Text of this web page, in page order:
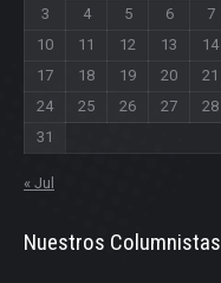
3
4 5 6 7
10
11 12 13 14
17
18 19 20 21
24
25 26 27 28
31
« Jul
Nuestros Columnistas